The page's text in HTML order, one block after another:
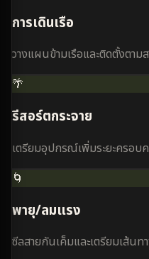
การเดินเรือ
วางแผนข้ามเรือและติดตั้งตาม
🌴
รีสอร์ตกระจาย
เตรียมอุปกรณ์เพิ่มระยะครอบ
🌀
พายุ/ลมแรง
ซีลสายกันเค็มและเตรียมเส้นท